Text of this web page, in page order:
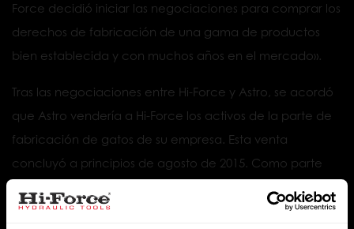
Force decidió iniciar las negociaciones para comprar los
derechos de fabricación de una gama de productos
bien establecida y con muchos años en el mercado».
Tras las negociaciones entre Hi-Force y Astro, se acordó
que Astro vendería a Hi-Force los activos de la parte de
fabricación de gatos de su empresa. Esta venta
concluyó a principios de agosto de 2015. Como parte
marca HAAS y las herramientas asociadas a estas de las